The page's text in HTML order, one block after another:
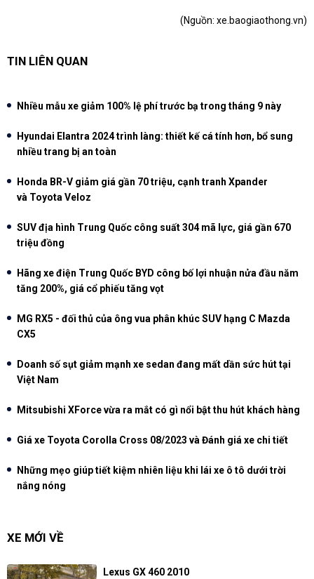
(Nguồn: xe.baogiaothong.vn)
TIN LIÊN QUAN
Nhiều mẫu xe giảm 100% lệ phí trước bạ trong tháng 9 này
Hyundai Elantra 2024 trình làng: thiết kế cá tính hơn, bổ sung
nhiều trang bị an toàn
Honda BR-V giảm giá gần 70 triệu, cạnh tranh Xpander
và Toyota Veloz
SUV địa hình Trung Quốc công suất 304 mã lực, giá gần 670
triệu đồng
Hãng xe điện Trung Quốc BYD công bố lợi nhuận nửa đầu năm
tăng 200%, giá cổ phiếu tăng vọt
MG RX5 - đối thủ của ông vua phân khúc SUV hạng C Mazda
CX5
Doanh số sụt giảm mạnh xe sedan đang mất dần sức hút tại
Việt Nam
Mitsubishi XForce vừa ra mắt có gì nổi bật thu hút khách hàng
Giá xe Toyota Corolla Cross 08/2023 và Đánh giá xe chi tiết
Những mẹo giúp tiết kiệm nhiên liệu khi lái xe ô tô dưới trời
nắng nóng
XE MỚI VỀ
Lexus GX 460 2010